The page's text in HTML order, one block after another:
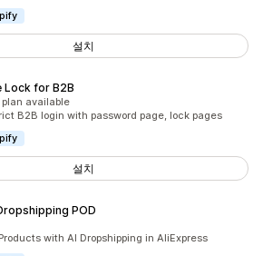
설치
Lock for B2B
plan available
B2B login with password page, lock pages
설치
POD
with AI Dropshipping in AliExpress